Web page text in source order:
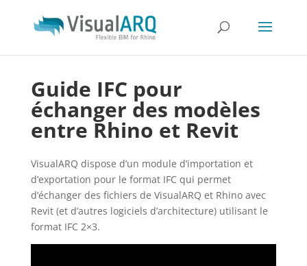
Guide IFC pour
échanger des modèles
entre Rhino et Revit
VisualARQ dispose d’un module d’importation et
d’exportation pour le format IFC qui permet
d’échanger des fichiers de VisualARQ et Rhino avec
Revit (et d’autres logiciels d’architecture) utilisant le
format IFC 2×3.